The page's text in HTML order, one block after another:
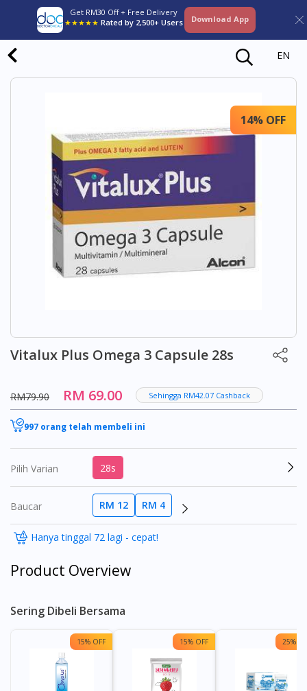
Get RM30 Off + Free Delivery
★★★★★ Rated by 2,500+ Users Download App
EN
14% OFF
Vitalux Plus Omega 3 Capsule 28s
RM79.90 RM 69.00 Sehingga RM42.07 Cashback
997 orang telah membeli ini
Pilih Varian 28s
Baucar RM 12 RM 4
Hanya tinggal 72 lagi - cepat!
Product Overview
Sering Dibeli Bersama
15% OFF 15% OFF 25%